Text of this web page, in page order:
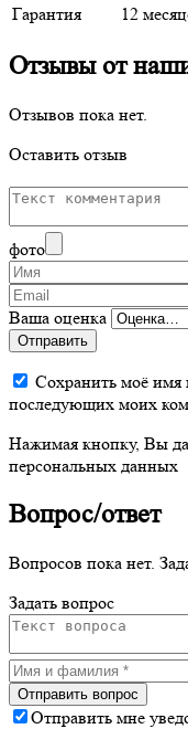
Гарантия
12
Отзывы от
Отзывов пока нет.
Оставить отзыв
фото
Ваша оценка
Отправить
Сохранить моё имя
последующих моих
Нажимая кнопку, Вы
персональных данных
Вопрос/ответ
Вопросов пока нет.
Задать вопрос
Отправить мне